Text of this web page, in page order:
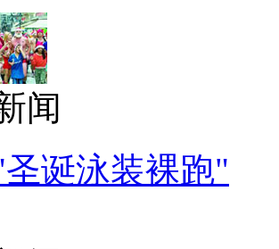
闻
诞泳装裸跑"